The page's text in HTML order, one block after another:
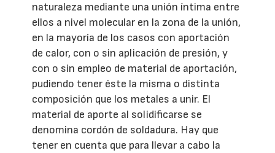
naturaleza mediante una unión íntima entre
ellos a nivel molecular en la zona de la unión,
en la mayoría de los casos con aportación
de calor, con o sin aplicación de presión, y
con o sin empleo de material de aportación,
pudiendo tener éste la misma o distinta
composición que los metales a unir. El
material de aporte al solidificarse se
denomina cordón de soldadura. Hay que
tener en cuenta que para llevar a cabo la